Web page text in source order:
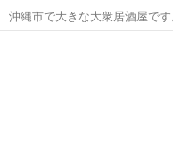
沖縄市で大きな大衆居酒屋で
す。 外国人も多いので英語が